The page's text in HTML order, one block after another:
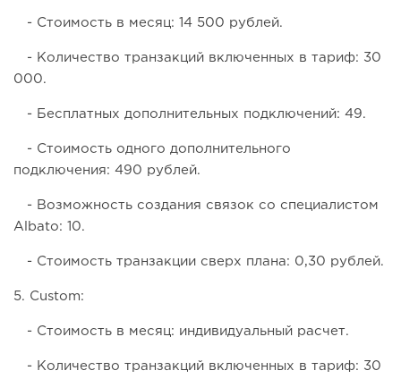
- Стоимость в месяц: 14 500 рублей.
- Количество транзакций включенных в тариф: 30
000.
- Бесплатных дополнительных подключений: 49.
- Стоимость одного дополнительного
подключения: 490 рублей.
- Возможность создания связок со специалистом
Albato: 10.
- Стоимость транзакции сверх плана: 0,30 рублей.
5. Custom:
- Стоимость в месяц: индивидуальный расчет.
- Количество транзакций включенных в тариф: 30